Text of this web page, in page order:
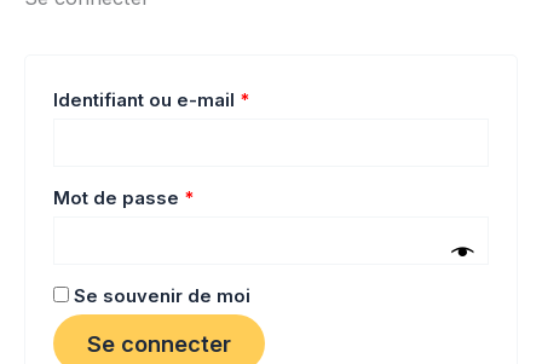
Identifiant ou e-mail *
Mot de passe *
Se souvenir de moi
Se connecter